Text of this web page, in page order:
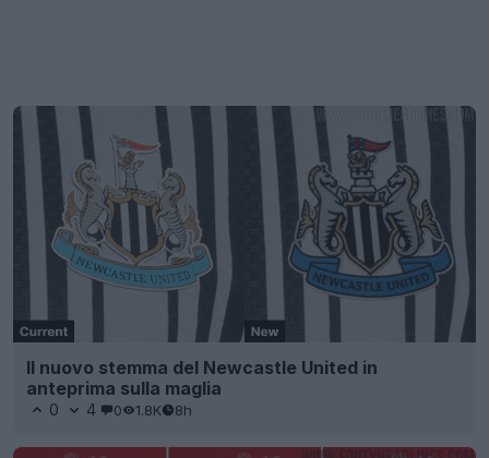
Il nuovo stemma del Newcastle United in
anteprima sulla maglia
0 4 0 1.8K 8h